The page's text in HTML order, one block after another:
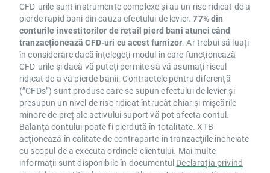
CFD-urile sunt instrumente complexe și au un risc ridicat de a
pierde rapid bani din cauza efectului de levier.77% din
conturile investitorilor de retail pierd bani atunci când
tranzacționează CFD-uri cu acest furnizor. Ar trebui să luați
în considerare dacă înțelegeți modul în care funcționează
CFD-urile și dacă vă puteți permite să vă asumați riscul
ridicat de a vă pierde banii. Contractele pentru diferență
(”CFDs”) sunt produse care se supun efectului de levier și
presupun un nivel de risc ridicat întrucât chiar și mișcările
minore de preț ale activului suport vă pot afecta contul.
Balanța contului poate fi pierdută în totalitate. XTB
acţionează în calitate de contraparte în tranzacţiile încheiate
cu scopul de a executa ordinele clientului. Mai multe
informații sunt disponibile în documentul Declarația privind